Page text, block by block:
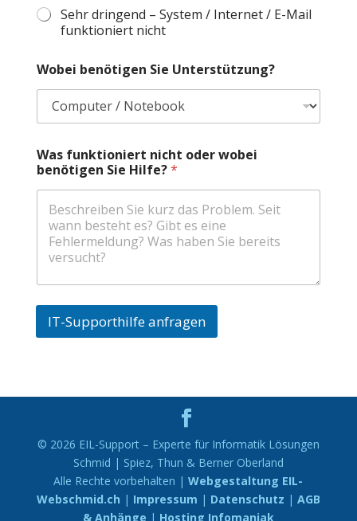
Sehr dringend – System / Internet / E-Mail
funktioniert nicht
Wobei benötigen Sie Unterstützung?
Was funktioniert nicht oder wobei
benötigen Sie Hilfe?*
IT-Supporthilfe anfragen
n
i
© 2026 EIL-Support – Experte für Informatik Lösungen
Schmid | Spiez, Thun & Berner Oberland
Alle Rechte vorbehalten |Webgestaltung EIL-
Webschmid.ch | Impressum | Datenschutz | AGB
& Anhänge | Hosting Infomaniak